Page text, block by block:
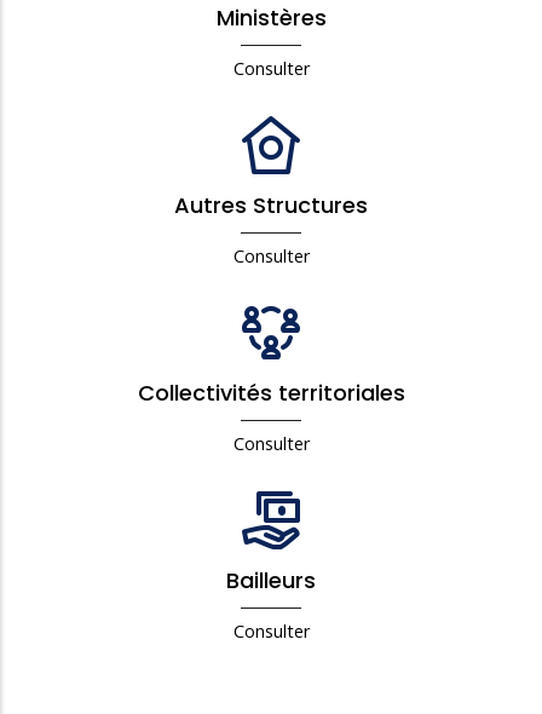
Ministères
Consulter
Autres Structures
Consulter
Collectivités territoriales
Consulter
Bailleurs
Consulter